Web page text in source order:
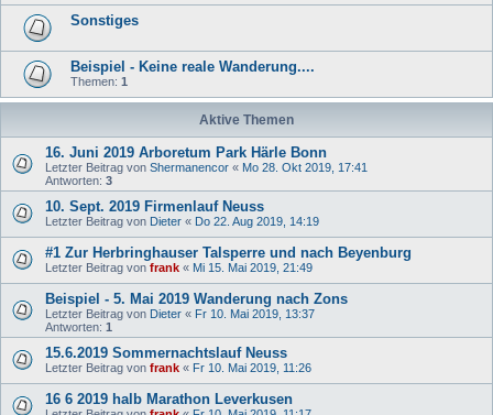
Sonstiges
Beispiel - Keine reale Wanderung....
Themen: 1
Aktive Themen
16. Juni 2019 Arboretum Park Härle Bonn
Letzter Beitrag von Shermanencor « Mo 28. Okt 2019, 17:41
Antworten: 3
10. Sept. 2019 Firmenlauf Neuss
Letzter Beitrag von Dieter « Do 22. Aug 2019, 14:19
#1 Zur Herbringhauser Talsperre und nach Beyenburg
Letzter Beitrag von frank « Mi 15. Mai 2019, 21:49
Beispiel - 5. Mai 2019 Wanderung nach Zons
Letzter Beitrag von Dieter « Fr 10. Mai 2019, 13:37
Antworten: 1
15.6.2019 Sommernachtslauf Neuss
Letzter Beitrag von frank « Fr 10. Mai 2019, 11:26
16 6 2019 halb Marathon Leverkusen